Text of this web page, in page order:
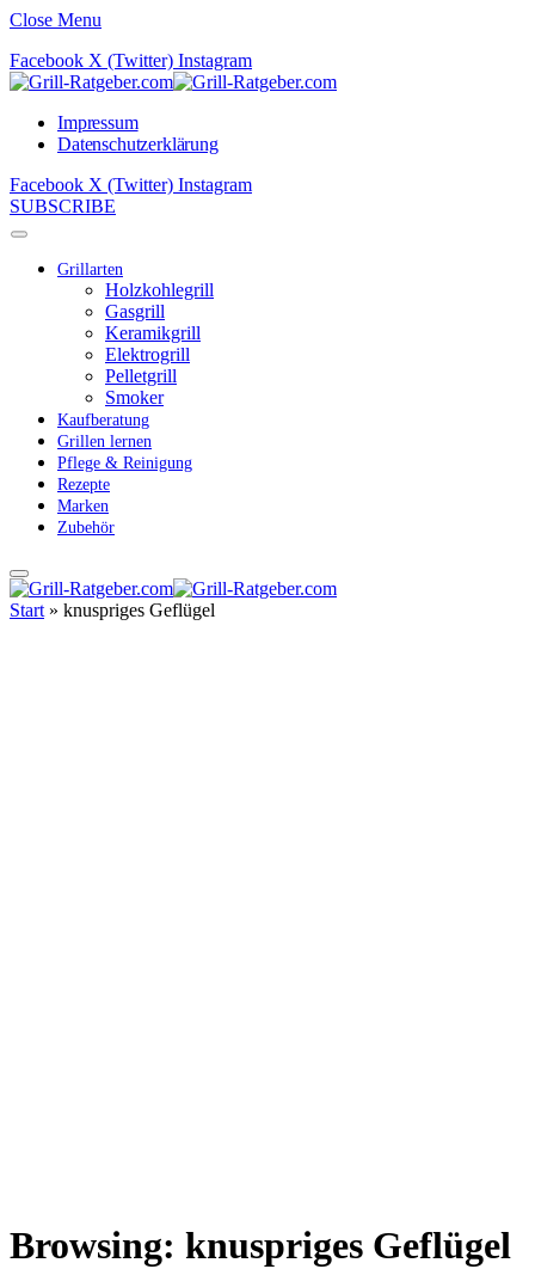
Close Menu
Facebook X (Twitter) Instagram
Impressum
Datenschutzerklärung
Facebook X (Twitter) Instagram
SUBSCRIBE
Grillarten
Holzkohlegrill
Gasgrill
Keramikgrill
Elektrogrill
Pelletgrill
Smoker
Kaufberatung
Grillen lernen
Pflege & Reinigung
Rezepte
Marken
Zubehör
Start » knuspriges Geflügel
Browsing: knuspriges Geflügel